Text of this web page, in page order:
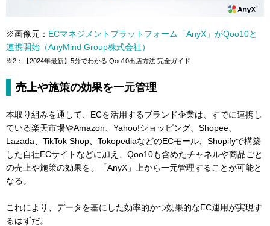
※画像元： ECマネジメントプラットフォーム「AnyX」がQoo10と
連携開始（AnyMind Group株式会社）
※2：【2024年最新】5分でわかる Qoo10出店方法 完全ガイド
売上や施策の効果を一元管理
本取り組みを通して、ECを活用するブランド企業は、すでに連携し
ている楽天市場やAmazon、Yahoo!ショッピング、Shopee、
Lazada、TikTok Shop、TokopediaなどのECモール、Shopifyで構築
した自社ECサイトなどに加え、Qoo10も含めたチャネルや商品ごと
の売上や施策の効果を、「AnyX」上から一元管理することが可能と
なる。
これにより、データを基にした効率的かつ効果的なEC運用が実現す
るはずだ。